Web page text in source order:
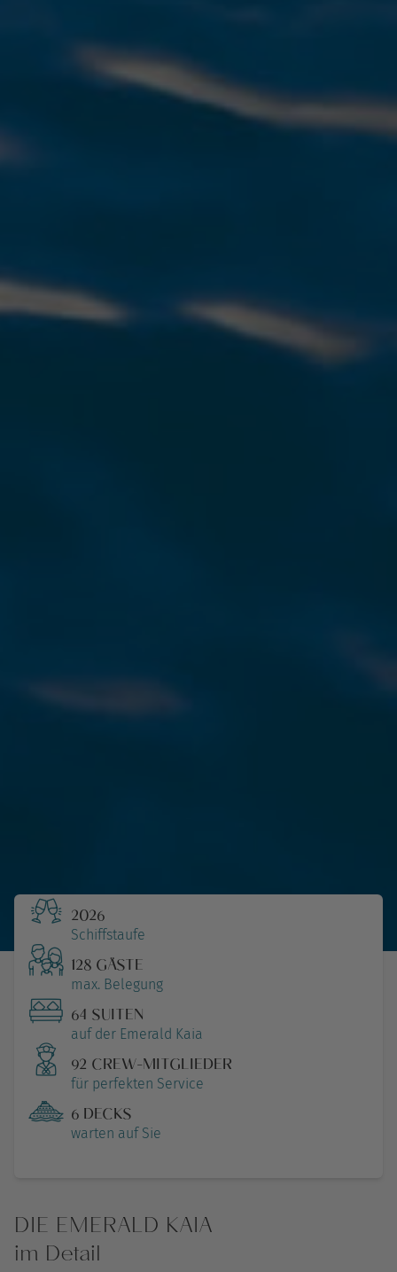
2026
Schiffstaufe
128 GÄSTE
max. Belegung
64 SUITEN
auf der Emerald Kaia
92 CREW-MITGLIEDER
für perfekten Service
6 DECKS
warten auf Sie
DIE EMERALD KAIA
im Detail